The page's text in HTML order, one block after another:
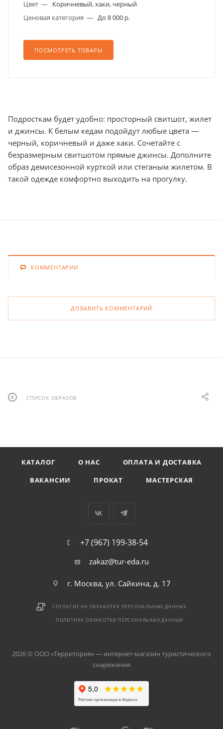
Цвет — Коричневый, хаки, черный
Ценовая категория — До 8 000 р.
ПОСМОТРЕТЬ ТОВАРЫ
Подросткам будет удобно: просторный свитшот, жилет
и джинсы. К белым кедам подойдут любые цвета —
черный, коричневый и даже хаки. Сочетайте с
безразмерным свитшотом прямые джинсы. Дополните
образ демисезонной курткой или стеганым жилетом. В
такой одежде комфортно выходить на прогулку.
КОММЕНТАРИИ
ДОБАВИТЬ КОММЕНТАРИЙ
СПИСОК ОБРАЗОВ
КАТАЛОГ О НАС
ОПЛАТА И ДОСТАВКА
ВАКАНСИИ
ПРОКАТ МАСТЕРСКАЯ
+7 (967) 199-38-54
zakaz@tur-eda.ru
г. Москва, ул. Сайкина, д. 17
СОГЛАСИЕ НА ОБРАБОТКУ ПЕРСОНАЛЬНЫХ ДАННЫХ
ПОЛИТИКА ОБРАБОТКИ ПЕРСОНАЛЬНЫХ ДАННЫХ
2026 © ООО «Территория» — интернет-магазин туристического
снаряжения